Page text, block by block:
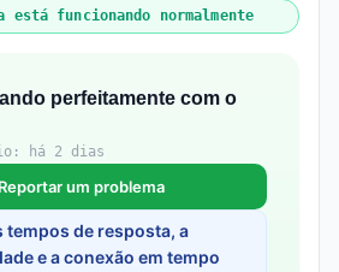
funcionando normalmente
perfeitamente com o
há 2 dias
Reportar um problema
tempos de resposta, a
e a conexão em tempo